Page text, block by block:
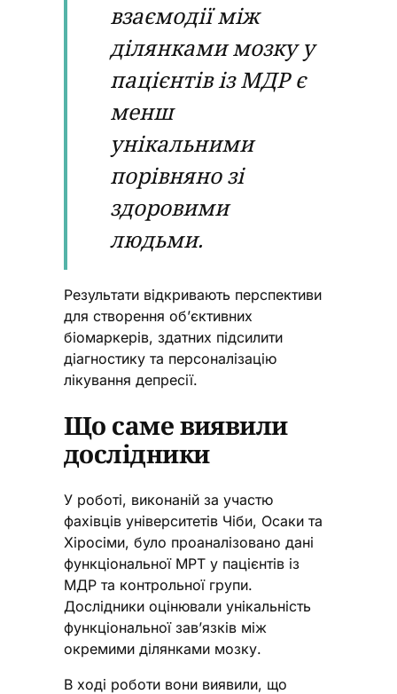
взаємодії між
ділянками мозку у
пацієнтів із МДР є
менш
унікальними
порівняно зі
здоровими
людьми.
Результати відкривають перспективи
для створення об’єктивних
біомаркерів, здатних підсилити
діагностику та персоналізацію
лікування депресії.
Що саме виявили
дослідники
У роботі, виконаній за участю
фахівців університетів Чіби, Осаки та
Хіросіми, було проаналізовано дані
функціональної МРТ у пацієнтів із
МДР та контрольної групи.
Дослідники оцінювали унікальність
функціональної зав’язків між
окремими ділянками мозку.
В ході роботи вони виявили, що